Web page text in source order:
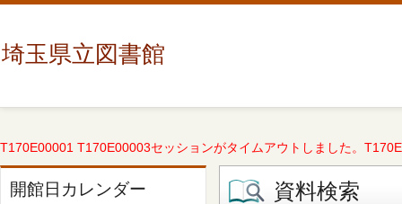
埼玉県立図書館
T170E00001 T170E00003セッションがタイムアウトしました。
開館日カレンダー 資料検索